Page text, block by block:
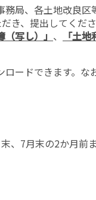
務局、各土地改良区
き、提出してくだ
（写し）」 、
「土
ードできます。な
、7月末の2か月前